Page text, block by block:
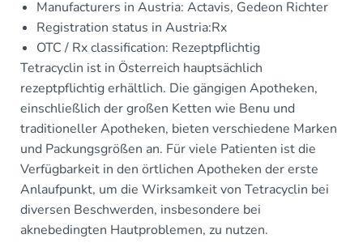
Manufacturers in Austria: Actavis, Gedeon Richter
Registration status in Austria:Rx
OTC / Rx classification: Rezeptpflichtig
Tetracyclin ist in Österreich hauptsächlich
rezeptpflichtig erhältlich. Die gängigen Apotheken,
einschließlich der großen Ketten wie Benu und
traditioneller Apotheken, bieten verschiedene Marken
und Packungsgrößen an. Für viele Patienten ist die
Verfügbarkeit in den örtlichen Apotheken der erste
Anlaufpunkt, um die Wirksamkeit von Tetracyclin bei
diversen Beschwerden, insbesondere bei
aknebedingten Hautproblemen, zu nutzen.